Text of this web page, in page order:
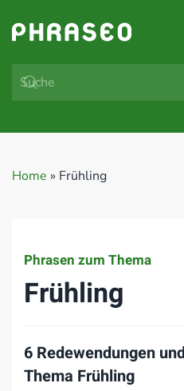
Zum Hauptinhalt springen
Home » Frühling
Phrasen zum Thema
Frühling
6 Redewendungen
Thema Frühling